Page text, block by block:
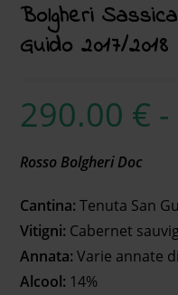
Bolgheri
Guido 2017/2018
290.00 € -
Rosso Bolgheri Doc
Cantina:Tenuta San
Vitigni: Cabernet
Annata:Varie annate
Alcool: 14%